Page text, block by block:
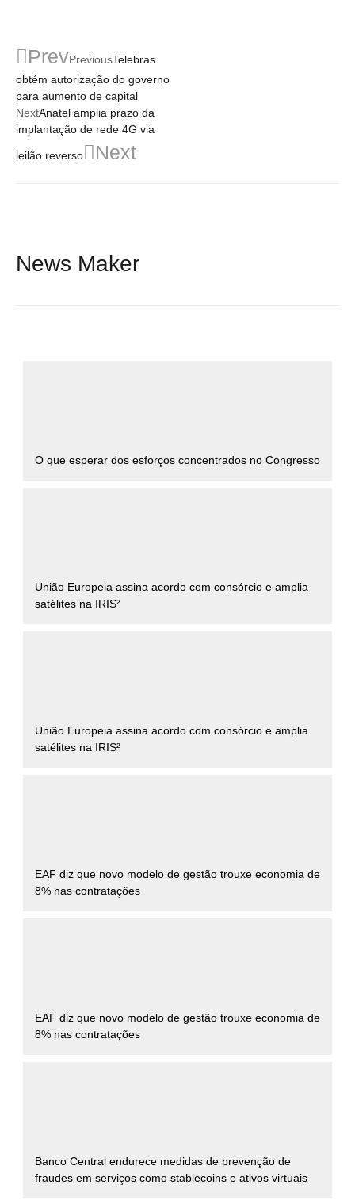
PrevPreviousTelebras
obtém autorização do governo
para aumento de capital
NextAnatel amplia prazo da
implantação de rede 4G via
leilão reverso Next
News Maker
O que esperar dos esforços concentrados no Congresso
União Europeia assina acordo com consórcio e amplia
satélites na IRIS²
União Europeia assina acordo com consórcio e amplia
satélites na IRIS²
EAF diz que novo modelo de gestão trouxe economia de
8% nas contratações
EAF diz que novo modelo de gestão trouxe economia de
8% nas contratações
Banco Central endurece medidas de prevenção de
fraudes em serviços como stablecoins e ativos virtuais